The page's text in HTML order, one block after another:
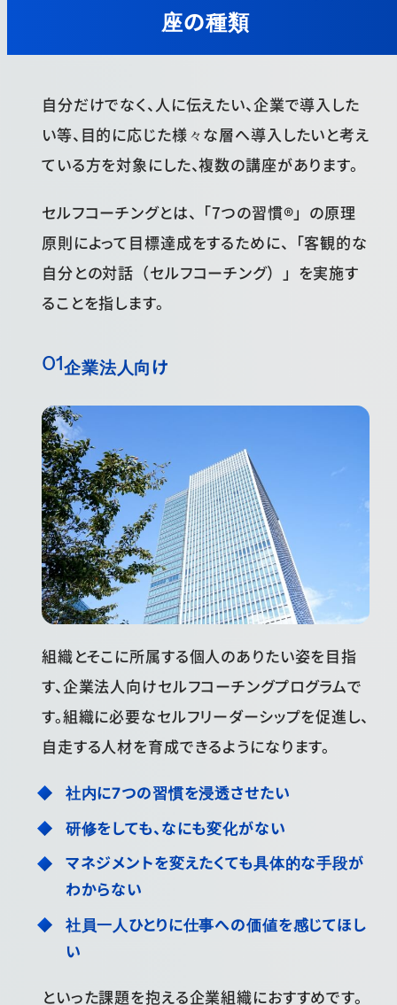
座の種類
自分だけでなく、人に伝えたい、企業で導入した
い等、目的に応じた様々な層へ導入したいと考え
ている方を対象にした、複数の講座があります。
セルフコーチングとは、「7つの習慣®」の原理
原則によって目標達成をするために、「客観的な
自分との対話（セルフコーチング）」を実施す
ることを指します。
企業法人向け
組織とそこに所属する個人のありたい姿を目指
す、企業法人向けセルフコーチングプログラムで
す。組織に必要なセルフリーダーシップを促進し、
自走する人材を育成できるようになります。
社内に7つの習慣を浸透させたい
研修をしても、なにも変化がない
マネジメントを変えたくても具体的な手段が
わからない
社員一人ひとりに仕事への価値を感じてほし
い
といった課題を抱える企業組織におすすめです。